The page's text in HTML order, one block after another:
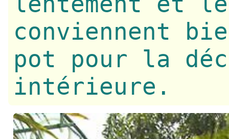
conviennent
pot pour la
intérieure.